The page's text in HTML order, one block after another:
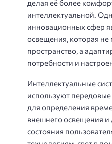
делая её более
интеллектуальной.
инновационных сфер
освещения, которая не
пространство, а
потребности и
Интеллектуальные
используют
для определения
внешнего освещения
состояния